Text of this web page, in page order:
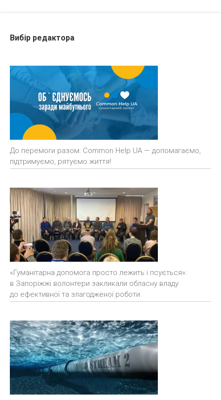
Вибір редактора
До перемоги разом: Common Help UA — допомагаємо,
підтримуємо, рятуємо життя!
«Гуманітарна допомога просто лежить і псується»:
в Запоріжжі волонтери закликали обласну владу
до ефективної та злагодженої роботи